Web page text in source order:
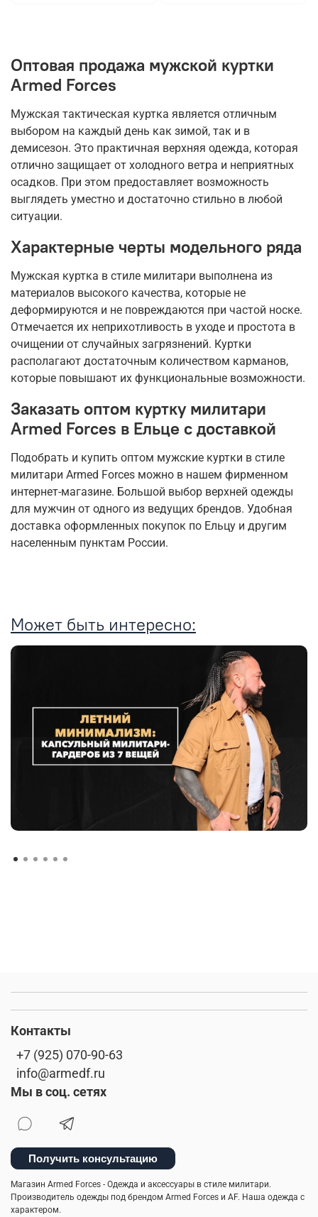
Оптовая продажа мужской куртки
Armed Forces
Мужская тактическая куртка является отличным
выбором на каждый день как зимой, так и в
демисезон. Это практичная верхняя одежда, которая
отлично защищает от холодного ветра и неприятных
осадков. При этом предоставляет возможность
выглядеть уместно и достаточно стильно в любой
ситуации.
Характерные черты модельного ряда
Мужская куртка в стиле милитари выполнена из
материалов высокого качества, которые не
деформируются и не повреждаются при частой носке.
Отмечается их неприхотливость в уходе и простота в
очищении от случайных загрязнений. Куртки
располагают достаточным количеством карманов,
которые повышают их функциональные возможности.
Заказать оптом куртку милитари
Armed Forces в Ельце с доставкой
Подобрать и купить оптом мужские куртки в стиле
милитари Armed Forces можно в нашем фирменном
интернет-магазине. Большой выбор верхней одежды
для мужчин от одного из ведущих брендов. Удобная
доставка оформленных покупок по Ельцу и другим
населенным пунктам России.
Может быть интересно:
Контакты
+7 (925) 070-90-63
info@armedf.ru
Мы в соц. сетях
Получить консультацию
Магазин Armed Forces - Одежда и аксессуары в стиле милитари.
Производитель одежды под брендом Armed Forces и AF. Наша одежда с
характером.